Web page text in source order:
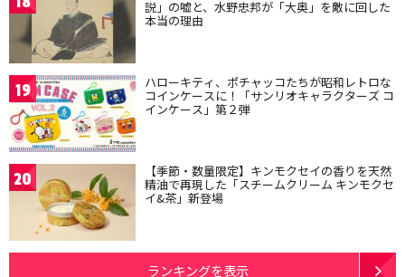
説」の嘘と、水野忠邦が「大奥」を敵に回した
本当の理由
19 ハローキティ、ポチャッコたちが昭和レトロな
コインケースに！「サンリオキャラクターズ コ
インケース」第２弾
20 【季節・数量限定】キンモクセイの香りを天然
精油で再現した「スチームクリーム キンモクセ
イ&茶」新登場
ランキングを表示